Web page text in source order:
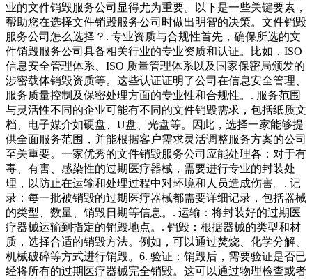
业的文件销毁服务公司显得尤为重要。以下是一些关键要素，
帮助您在选择文件销毁服务公司时做出明智的决策。文件销毁
服务公司怎么选择？. 专业资质与合规性首先，确保所选的文
件销毁服务公司具备相关行业的专业资质和认证。比如，ISO
信息安全管理体系、ISO 质量管理体系以及国家保密局颁发的
涉密载体销毁资质等。这些认证证明了公司在信息安全管理、
服务质量控制及保密处理方面的专业性和合规性。. 服务范围
与灵活性不同的企业可能有不同的文件销毁需求，包括纸质文
档、电子媒介如硬盘、U盘、光盘等。因此，选择一家能够提
供全面服务范围，并能根据客户需求灵活调整服务方案的公司
至关重要。一家优秀的文件销毁服务公司应能处理各：对于有
毒、有害、感染性的过期医疗器械，需要进行专业的封装处
理，以防止在运输和处理过程中对环境和人员造成伤害。. 记
录：每一批被销毁的过期医疗器械都需要详细记录，包括器械
的类型、数量、销毁日期等信息。. 运输：将封装好的过期医
疗器械运输到指定的销毁地点。. 销毁：根据器械的类型和材
质，选择合适的销毁方法。例如，可以通过焚烧、化学分解、
机械破碎等方式进行销毁。6. 验证：销毁后，需要验证是否已
经将所有的过期医疗器械完全销毁。这可以通过物理检查或者